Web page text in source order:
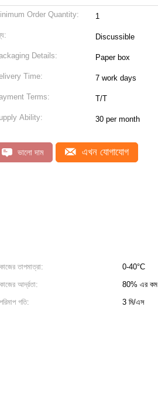
Order Quantity: 1
Discussible
Details: Paper box
Time: 7 work days
Terms: T/T
Ability: 30 per month
ভালো দাম এখন যোগাযোগ
কাজের তাপমাত্রা:
0-40°C
কাজের আর্দ্রতা:
80% এর কম
পরিমাপ গতি:
3 মি/এস